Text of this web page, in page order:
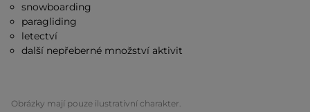
snowboarding
paragliding
letectví
další nepřeberné množství aktivit
Obrázky mají pouze ilustrativní charakter.